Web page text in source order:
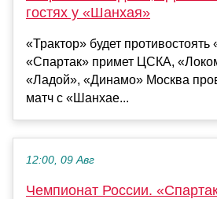
гостях у «Шанхая»
«Трактор» будет
«Спартак» примет ЦСКА,
«Ладой», «Динамо» Москва
матч с «Шанхае...
12:00, 09 Авг
Чемпионат России.